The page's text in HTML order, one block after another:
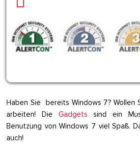
Haben Sie bereits Windows 7? Wollen
arbeiten! Die Gadgets sind ein
Benutzung von Windows 7 viel Spaß.
auch!